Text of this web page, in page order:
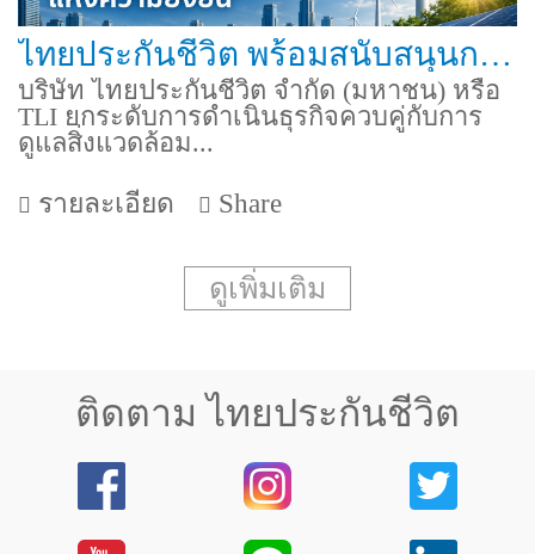
ไทยประกันชีวิต พร้อมสนับสนุนการใช้ไฟฟ้าสีเขียว ผลักดันองค์กรสู่การเป็นบริษัทประกันชีวิตแห่งความยั่งยืน
บริษัท ไทยประกันชีวิต จำกัด (มหาชน) หรือ
TLI ยกระดับการดำเนินธุรกิจควบคู่กับการ
ดูแลสิ่งแวดล้อม...
รายละเอียด Share
ดูเพิ่มเติม
ติดตาม ไทยประกันชีวิต